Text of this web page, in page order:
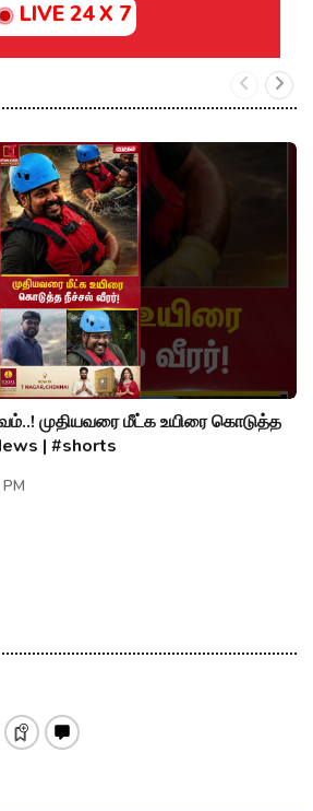
LIVE 24 X 7
முதியவரை மீட்க உயிரை கொடுத்த
| #shorts